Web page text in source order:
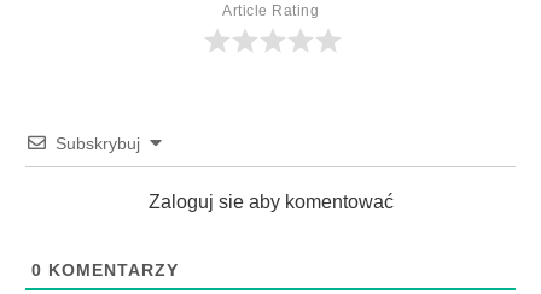
Article Rating
Subskrybuj
Zaloguj sie aby komentować
0 KOMENTARZY